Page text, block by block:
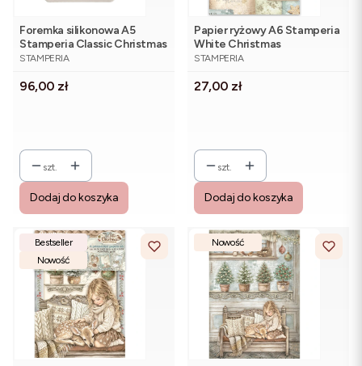
Foremka silikonowa A5
Stamperia Classic Christmas
KACMA613 - bombki
PRODUCENT
STAMPERIA
Cena
96,00 zł
szt.
Dodaj do koszyka
Papier ryżowy A6 Stamperia
White Christmas
DFSAK6059 - zestaw 8
PRODUCENT
STAMPERIA
Cena
27,00 zł
szt.
Dodaj do koszyka
Bestseller
Nowość
Nowość